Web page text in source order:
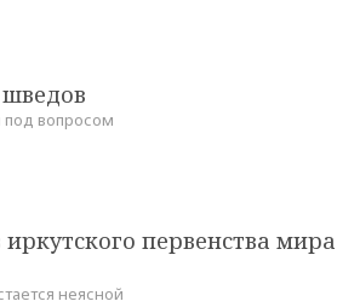
под вопросом
первенства
неясной